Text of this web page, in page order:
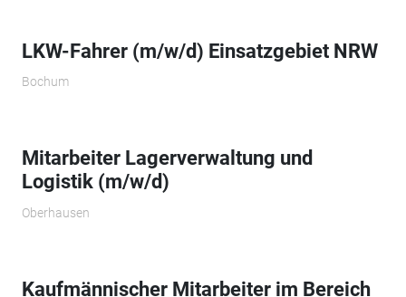
LKW-Fahrer (m/w/d) Einsatzgebiet NRW
Bochum
Mitarbeiter Lagerverwaltung und
Logistik (m/w/d)
Oberhausen
Kaufmännischer Mitarbeiter im Bereich